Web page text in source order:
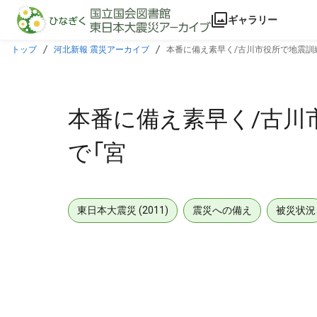
本文に飛ぶ
ギャラリー
トップ 河北新報 震災アーカイブ 本番に備え素早く/古川市役所で地震訓
本番に備え素早く/古川
で「宮
東日本大震災 (2011) 震災への備え 被災状況